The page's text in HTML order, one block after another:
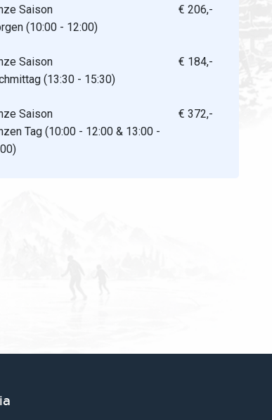
Saison
(10:00 - 12:00)
€ 206,-
Saison
(13:30 - 15:30)
€ 184,-
Saison
Tag (10:00 - 12:00 & 13:00 -
€ 372,-